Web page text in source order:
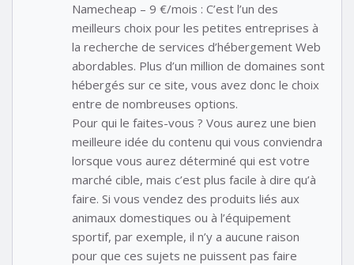
Namecheap – 9 €/mois : C’est l’un des
meilleurs choix pour les petites entreprises à
la recherche de services d’hébergement Web
abordables. Plus d’un million de domaines sont
hébergés sur ce site, vous avez donc le choix
entre de nombreuses options.
Pour qui le faites-vous ? Vous aurez une bien
meilleure idée du contenu qui vous conviendra
lorsque vous aurez déterminé qui est votre
marché cible, mais c’est plus facile à dire qu’à
faire. Si vous vendez des produits liés aux
animaux domestiques ou à l’équipement
sportif, par exemple, il n’y a aucune raison
pour que ces sujets ne puissent pas faire